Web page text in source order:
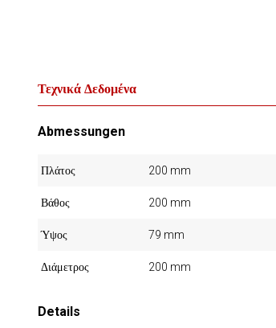
Τεχνικά Δεδομένα
Abmessungen
Πλάτος 200 mm
Βάθος 200 mm
Ύψος 79 mm
Διάμετρος 200 mm
Details